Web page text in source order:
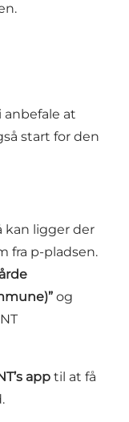
anbefale at
start for den
kan ligger der
fra p-pladsen.
og
app til at få